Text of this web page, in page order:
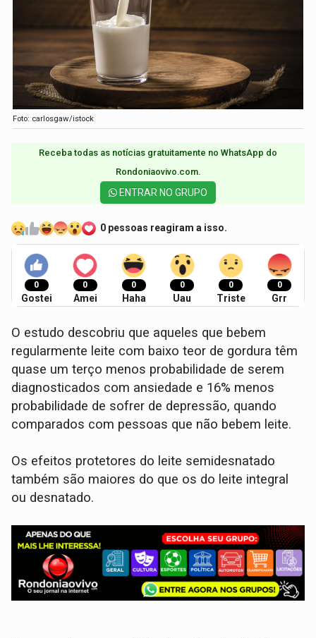
Foto: carlosgaw/istock
Receba todas as notícias gratuitamente no WhatsApp do
Rondoniaovivo.com.​
ENTRAR NO GRUPO
0 pessoas reagiram a isso.
0
Gostei
0
Amei
0
Haha
0
Uau
0
Triste
0
Grr
O estudo descobriu que aqueles que bebem
regularmente leite com baixo teor de gordura têm
quase um terço menos probabilidade de serem
diagnosticados com ansiedade e 16% menos
probabilidade de sofrer de depressão, quando
comparados com pessoas que não bebem leite.
Os efeitos protetores do leite semidesnatado
também são maiores do que os do leite integral
ou desnatado.